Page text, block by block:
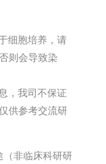
细胞培养，请
则会导致染
，我司不保证
供参考交流研
非临床科研研